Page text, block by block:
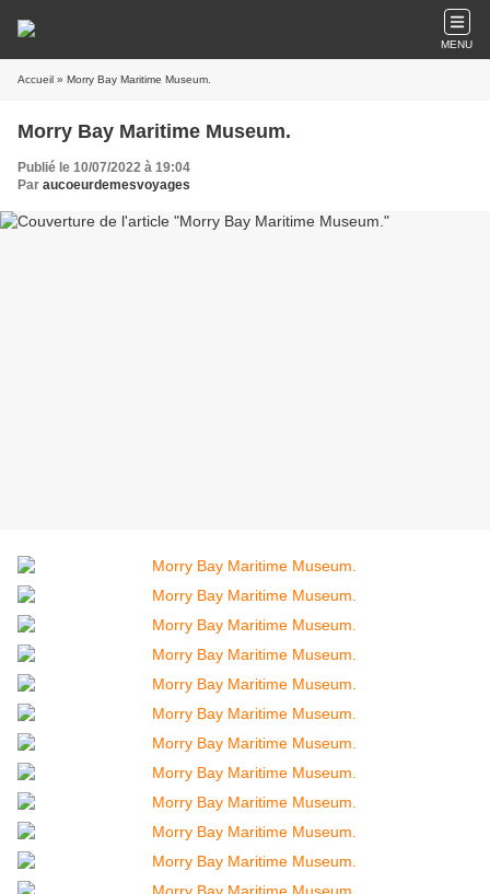
MENU
Accueil » Morry Bay Maritime Museum.
Morry Bay Maritime Museum.
Publié le 10/07/2022 à 19:04
Par aucoeurdemesvoyages